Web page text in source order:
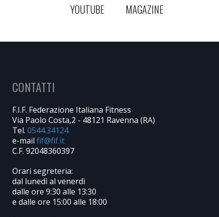
YOUTUBE
MAGAZINE
CONTATTI
F.I.F. Federazione Italiana Fitness
Via Paolo Costa,2 - 48121 Ravenna (RA)
Tel. 0544.34124
e-mail
C.F. 92048360397
Orari segreteria:
dal lunedì al venerdì
dalle ore 9:30 alle 13:30
e dalle ore 15:00 alle 18:00